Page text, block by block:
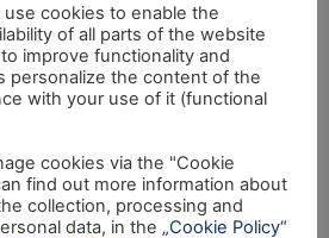
cookies to enable the
of all parts of the website
improve functionality and
personalize the content of the
with your use of it (functional
cookies via the "Cookie
find out more information about
collection, processing and
data, in the „Cookie Policy“